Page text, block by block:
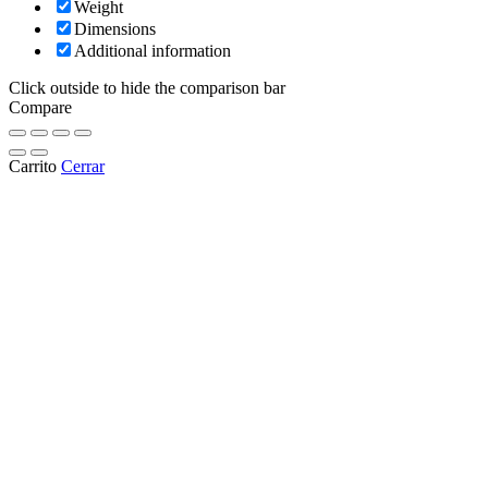
Weight
Dimensions
Additional information
Click outside to hide the comparison bar
Compare
Carrito Cerrar